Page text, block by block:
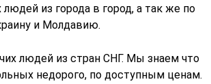
из города в город, а так же по
и Молдавию.
людей из стран СНГ. Мы знаем что
недорого, по доступным ценам.